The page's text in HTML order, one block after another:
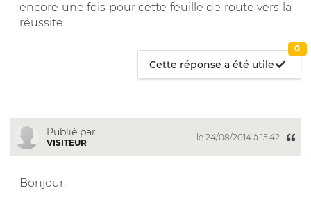
encore une fois pour cette feuille de route vers la
réussite
Cette réponse a été utile
0
Publié par
VISITEUR
le 24/08/2014 à 15:42
Bonjour,